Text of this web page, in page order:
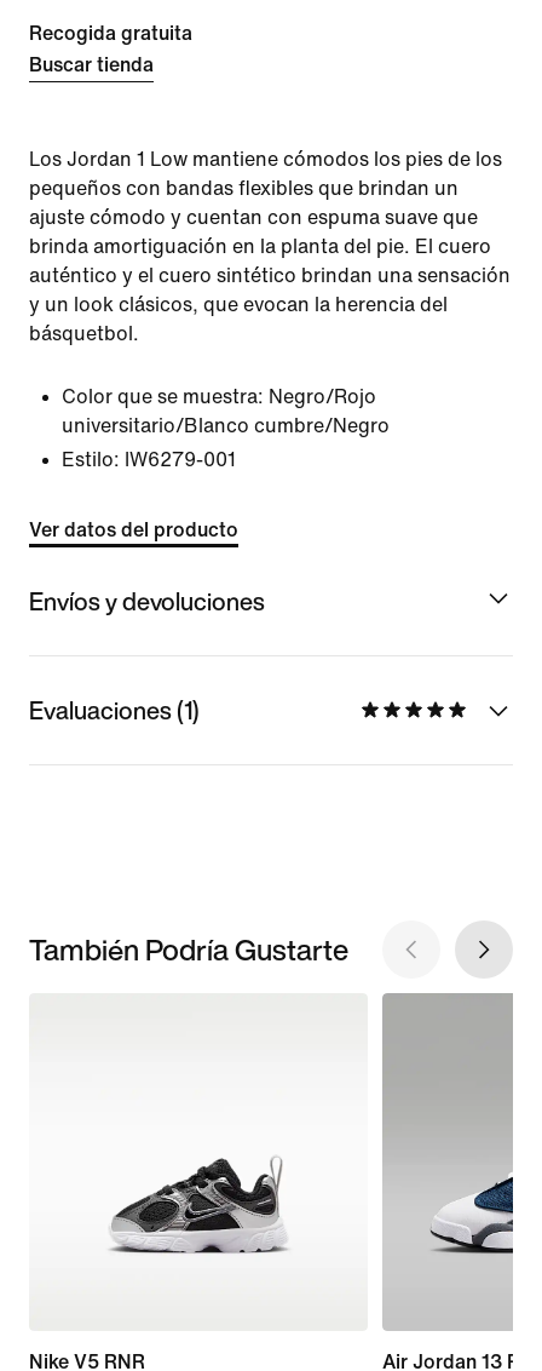
Recogida gratuita
Buscar tienda
Los Jordan 1 Low mantiene cómodos los pies de los
pequeños con bandas flexibles que brindan un
ajuste cómodo y cuentan con espuma suave que
brinda amortiguación en la planta del pie. El cuero
auténtico y el cuero sintético brindan una sensación
y un look clásicos, que evocan la herencia del
básquetbol.
Color que se muestra: Negro/Rojo
universitario/Blanco cumbre/Negro
Estilo: IW6279-001
Ver datos del producto
Envíos y devoluciones
Evaluaciones (1)
También Podría Gustarte
Nike V5 RNR Air Jordan 13